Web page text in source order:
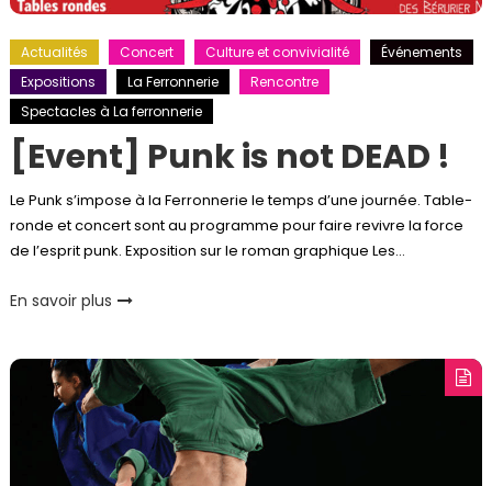
Actualités Concert Culture et convivialité
Événements
Expositions
La Ferronnerie
Rencontre
Spectacles à La ferronnerie
[Event] Punk is not DEAD !
Le Punk s’impose à la Ferronnerie le temps d’une journée. Table-
ronde et concert sont au programme pour faire revivre la force
de l’esprit punk. Exposition sur le roman graphique Les…
En savoir plus